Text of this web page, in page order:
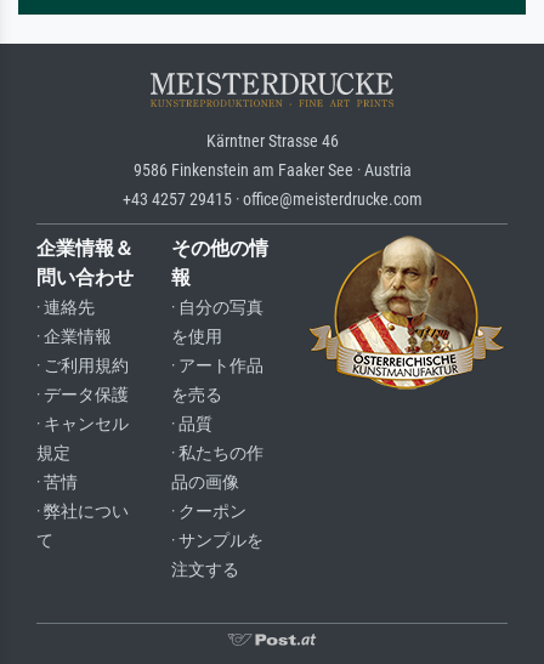
Kärntner Strasse 46
9586 Finkenstein am Faaker See · Austria
+43 4257 29415 · office@meisterdrucke.com
企業情報＆
問い合わせ
· 連絡先
· 企業情報
· ご利用規約
· データ保護
· キャンセル
規定
· 苦情
· 弊社につい
て
その他の情
報
· 自分の写真
を使用
· アート作品
を売る
· 品質
· 私たちの作
品の画像
· クーポン
· サンプルを
注文する